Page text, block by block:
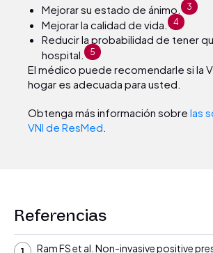
Mejorar su estado de ánimo. 3
Mejorar la calidad de vida. 4
Reducir la probabilidad de tener
hospital.
5
El médico puede recomendarle si la
hogar es adecuada para usted.
Obtenga más información sobre las
VNI de ResMed
Referencias
Ram FS et al. Non-invasive positive